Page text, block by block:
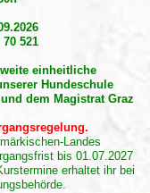
521
einheitliche
Hundeschule
dem Magistrat Graz
Landes
bis 01.07.2027
erhaltet ihr bei